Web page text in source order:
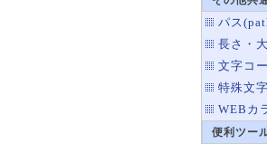
パス
長さ・
文字コ
特殊文
WEBカ
便利ツー